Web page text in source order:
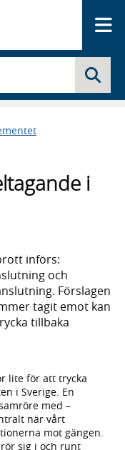
i
införs:
och
Förslagen
tagit emot kan
tillbaka
lite för att trycka
i Sverige. En
med –
när vårt
mot gängen.
sig i och runt